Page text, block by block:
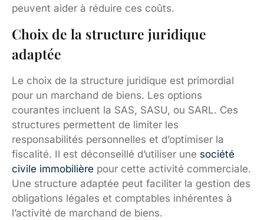
peuvent aider à réduire ces coûts.
Choix de la structure juridique
adaptée
Le choix de la structure juridique est primordial
pour un marchand de biens. Les options
courantes incluent la SAS, SASU, ou SARL. Ces
structures permettent de limiter les
responsabilités personnelles et d’optimiser la
fiscalité. Il est déconseillé d’utiliser une société
civile immobilière pour cette activité commerciale.
Une structure adaptée peut faciliter la gestion des
obligations légales et comptables inhérentes à
l’activité de marchand de biens.